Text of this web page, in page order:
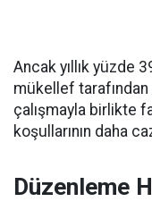
Ancak yıllık yüzde
mükellef
çalışmayla birlikte
koşullarının daha
Düzenleme